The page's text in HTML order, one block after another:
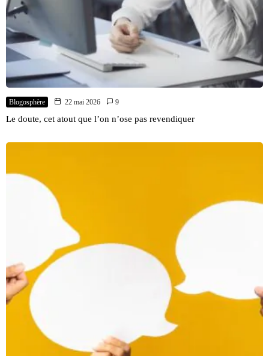
Blogosphère 22 mai 2026 9
Le doute, cet atout que l’on n’ose pas revendiquer